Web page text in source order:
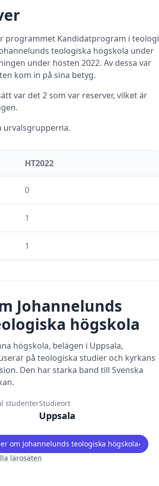
programmet Kandidatprogram i teologi
teologiska högskola under
under hösten 2022. Av dessa var
kom in på sina betyg.
var det2som var reserver, vilket är
urvalsgrupperna.
HT2022
0
1
1
Johannelunds
högskola
högskola, belägen i Uppsala,
på teologiska studier och kyrkans
Den har starka band till Svenska
studenterStudieort
Uppsala
om Johannelunds teologiska högskola›
lärosäten